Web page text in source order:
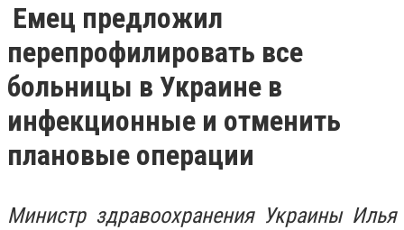
Емец предложил
перепрофилировать все
больницы в Украине в
инфекционные и отменить
плановые операции
Министр здравоохранения Украины Илья